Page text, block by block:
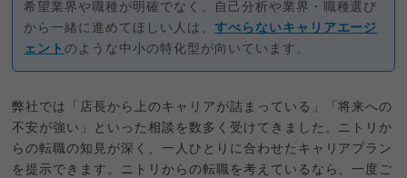
希望業界や職種が明確でなく、自己分析や業界・職種選び
から一緒に進めてほしい人は、 すべらないキャリアエージ
ェントのような中小の特化型が向いています。
弊社では「店長から上のキャリアが詰まっている」「将来への
不安が強い」といった相談を数多く受けてきました。ニトリか
らの転職の知見が深く、一人ひとりに合わせたキャリアプラン
を提示できます。ニトリからの転職を考えているなら、一度ご